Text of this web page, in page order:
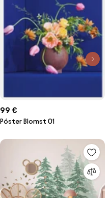
99 €
Póster Blomst 01